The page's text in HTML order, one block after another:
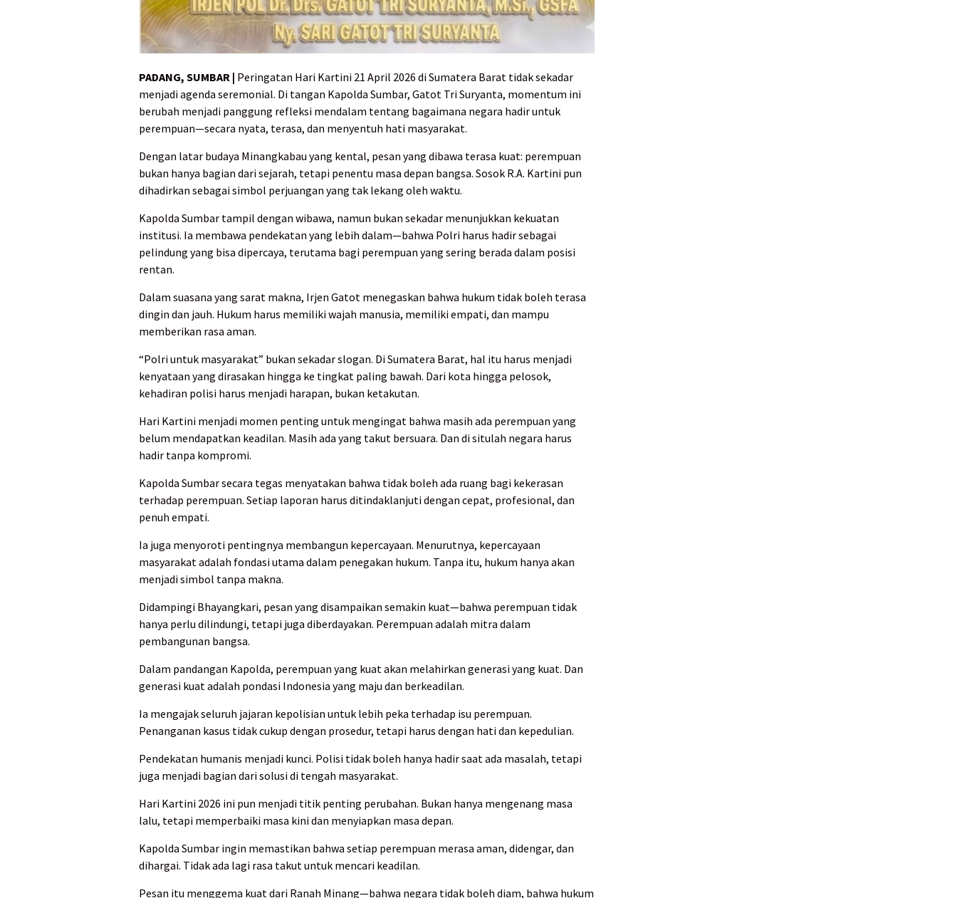
PADANG, SUMBAR | Peringatan Hari Kartini 21 April 2026 di Sumatera Barat tidak sekadar
menjadi agenda seremonial. Di tangan Kapolda Sumbar, Gatot Tri Suryanta, momentum ini
berubah menjadi panggung refleksi mendalam tentang bagaimana negara hadir untuk
perempuan—secara nyata, terasa, dan menyentuh hati masyarakat.
Dengan latar budaya Minangkabau yang kental, pesan yang dibawa terasa kuat: perempuan
bukan hanya bagian dari sejarah, tetapi penentu masa depan bangsa. Sosok R.A. Kartini pun
dihadirkan sebagai simbol perjuangan yang tak lekang oleh waktu.
Kapolda Sumbar tampil dengan wibawa, namun bukan sekadar menunjukkan kekuatan
institusi. Ia membawa pendekatan yang lebih dalam—bahwa Polri harus hadir sebagai
pelindung yang bisa dipercaya, terutama bagi perempuan yang sering berada dalam posisi
rentan.
Dalam suasana yang sarat makna, Irjen Gatot menegaskan bahwa hukum tidak boleh terasa
dingin dan jauh. Hukum harus memiliki wajah manusia, memiliki empati, dan mampu
memberikan rasa aman.
“Polri untuk masyarakat” bukan sekadar slogan. Di Sumatera Barat, hal itu harus menjadi
kenyataan yang dirasakan hingga ke tingkat paling bawah. Dari kota hingga pelosok,
kehadiran polisi harus menjadi harapan, bukan ketakutan.
Hari Kartini menjadi momen penting untuk mengingat bahwa masih ada perempuan yang
belum mendapatkan keadilan. Masih ada yang takut bersuara. Dan di situlah negara harus
hadir tanpa kompromi.
Kapolda Sumbar secara tegas menyatakan bahwa tidak boleh ada ruang bagi kekerasan
terhadap perempuan. Setiap laporan harus ditindaklanjuti dengan cepat, profesional, dan
penuh empati.
Ia juga menyoroti pentingnya membangun kepercayaan. Menurutnya, kepercayaan
masyarakat adalah fondasi utama dalam penegakan hukum. Tanpa itu, hukum hanya akan
menjadi simbol tanpa makna.
Didampingi Bhayangkari, pesan yang disampaikan semakin kuat—bahwa perempuan tidak
hanya perlu dilindungi, tetapi juga diberdayakan. Perempuan adalah mitra dalam
pembangunan bangsa.
Dalam pandangan Kapolda, perempuan yang kuat akan melahirkan generasi yang kuat. Dan
generasi kuat adalah pondasi Indonesia yang maju dan berkeadilan.
Ia mengajak seluruh jajaran kepolisian untuk lebih peka terhadap isu perempuan.
Penanganan kasus tidak cukup dengan prosedur, tetapi harus dengan hati dan kepedulian.
Pendekatan humanis menjadi kunci. Polisi tidak boleh hanya hadir saat ada masalah, tetapi
juga menjadi bagian dari solusi di tengah masyarakat.
Hari Kartini 2026 ini pun menjadi titik penting perubahan. Bukan hanya mengenang masa
lalu, tetapi memperbaiki masa kini dan menyiapkan masa depan.
Kapolda Sumbar ingin memastikan bahwa setiap perempuan merasa aman, didengar, dan
dihargai. Tidak ada lagi rasa takut untuk mencari keadilan.
Pesan itu menggema kuat dari Ranah Minang—bahwa negara tidak boleh diam, bahwa hukum